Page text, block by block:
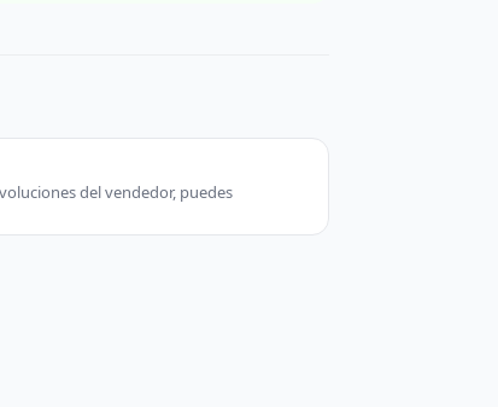
del vendedor, puedes